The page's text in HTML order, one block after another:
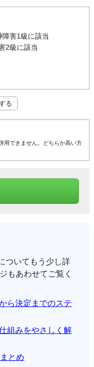
害1級に該当
2級に該当
る
用できません。どちらか高い方
ついてもう少し詳
もあわせてご覧く
ら決定までのステ
組みをやさしく解
とめ